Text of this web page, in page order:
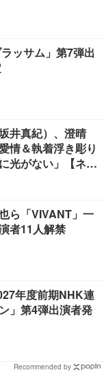
ッサム」第7弾出
井真紀）、澄晴
情＆執着浮き彫り
光がない」【ネタ
ら「VIVANT」一
者11人解禁
年度前期NHK連
」第4弾出演者発
Recommended by